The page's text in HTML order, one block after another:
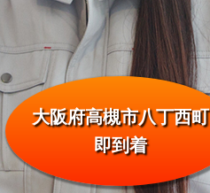
大阪府高槻市八丁西町
即到着